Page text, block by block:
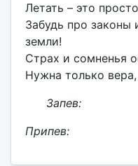
Летать – это
Забудь про законы
земли!
Страх и сомненья
Нужна только
Запев:
Припев: